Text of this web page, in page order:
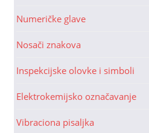
Numeričke glave
Nosači znakova
Inspekcijske olovke i simboli
Elektrokemijsko označavanje
Vibraciona pisaljka